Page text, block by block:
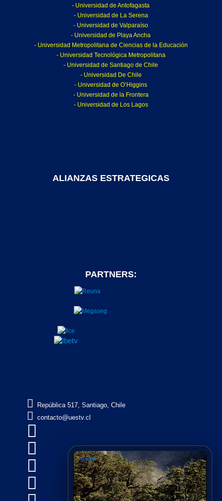
- Universidad de Antofagasta
- Universidad de La Serena
- Universidad de Valparaíso
- Universidad de Playa Ancha
- Universidad Metropolitana de Ciencias de la Educación
- Universidad Tecnológica Metropolitana
- Universidad de Santiago de Chile
- Universidad De Chile
- Universidad de O’Higgins
- Universidad de la Frontera
- Universidad de Los Lagos
ALIANZAS ESTRATEGICAS
PARTNERS:
 República 517, Santiago, Chile
 contacto@uestv.cl



